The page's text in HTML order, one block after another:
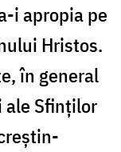
i apropia pe
Hristos.
în general
ale Sfinţilor